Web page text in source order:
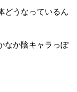
どうなっているん
なか陰キャラっぽ